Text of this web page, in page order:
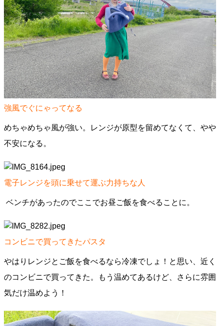
強風でぐにゃってなる
めちゃめちゃ風が強い。レンジが原型を留めてなくて、やや
不安になる。
電子レンジを頭に乗せて運ぶ力持ちな人
ベンチがあったのでここでお昼ご飯を食べることに。
コンビニで買ってきたパスタ
やはりレンジとご飯を食べるなら冷凍でしょ！と思い、近く
のコンビニで買ってきた。もう温めてあるけど、さらに雰囲
気だけ温めよう！